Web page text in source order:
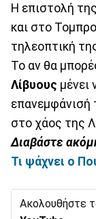
Η επιστολή
και στο
τηλεοπτική
Το αν θα
Λίβυους μένει
επανεμφάνισή
στο χάος της
Διαβάστε
Τι ψάχνει ο
Ακολουθήστε